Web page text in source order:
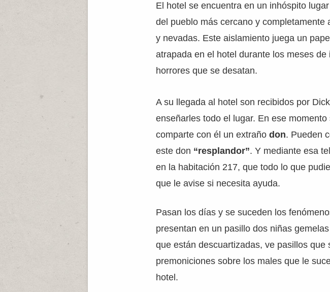
El hotel se encuentra en un inhóspito
del pueblo más cercano y
y nevadas. Este aislamiento juega un
atrapada en el hotel durante los meses
horrores que se desatan.
A su llegada al hotel son recibidos por
enseñarles todo el lugar. En ese
comparte con él un extrañodon. Pueden
este don “resplandor”. Y mediante esa
en la habitación 217, que todo lo que
que le avise si necesita ayuda.
Pasan los días y se suceden los
presentan en un pasillo dos niñas
que están descuartizadas, ve pasillos
premoniciones sobre los males que le
hotel.